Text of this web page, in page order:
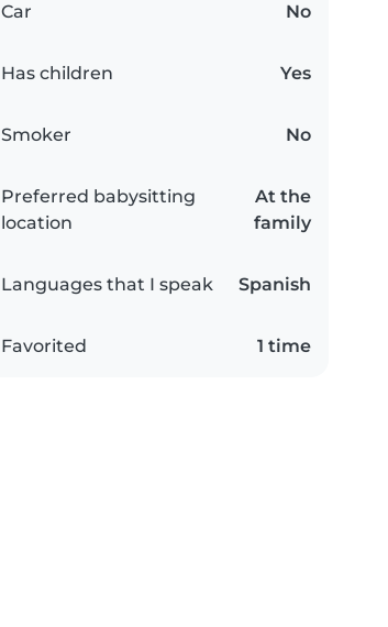
Car No
Has children Yes
Smoker No
Preferred babysitting
location
At the
family
Languages that I speak Spanish
Favorited 1 time